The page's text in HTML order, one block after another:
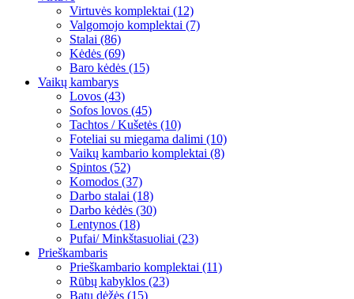
Virtuvės komplektai (12)
Valgomojo komplektai (7)
Stalai (86)
Kėdės (69)
Baro kėdės (15)
Vaikų kambarys
Lovos (43)
Sofos lovos (45)
Tachtos / Kušetės (10)
Foteliai su miegama dalimi (10)
Vaikų kambario komplektai (8)
Spintos (52)
Komodos (37)
Darbo stalai (18)
Darbo kėdės (30)
Lentynos (18)
Pufai/ Minkštasuoliai (23)
Prieškambaris
Prieškambario komplektai (11)
Rūbų kabyklos (23)
Batų dėžės (15)